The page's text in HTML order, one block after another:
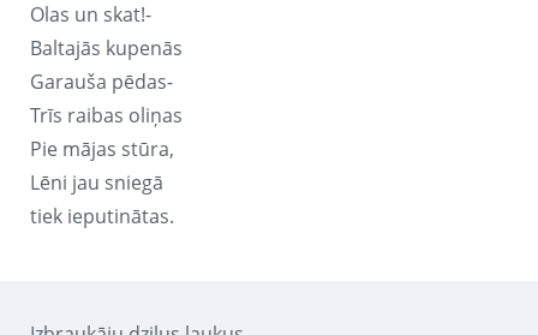
Olas un skat!-
Baltajās kupenās
Garauša pēdas-
Trīs raibas oliņas
Pie mājas stūra,
Lēni jau sniegā
tiek ieputinātas.